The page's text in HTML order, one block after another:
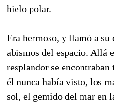
hielo polar.
Era hermoso, y llamó a su
abismos del espacio. Allá
resplandor se
él nunca había visto, los
sol, el gemido del mar en